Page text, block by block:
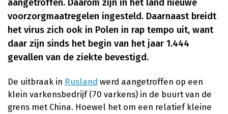
aangetroffen. Daarom zijn in het land nieuwe
voorzorgmaatregelen ingesteld. Daarnaast breidt
het virus zich ook in Polen in rap tempo uit, want
daar zijn sinds het begin van het jaar 1.444
gevallen van de ziekte bevestigd.
De uitbraak in Rusland werd aangetroffen op een
klein varkensbedrijf (70 varkens) in de buurt van de
grens met China. Hoewel het om een relatief kleine